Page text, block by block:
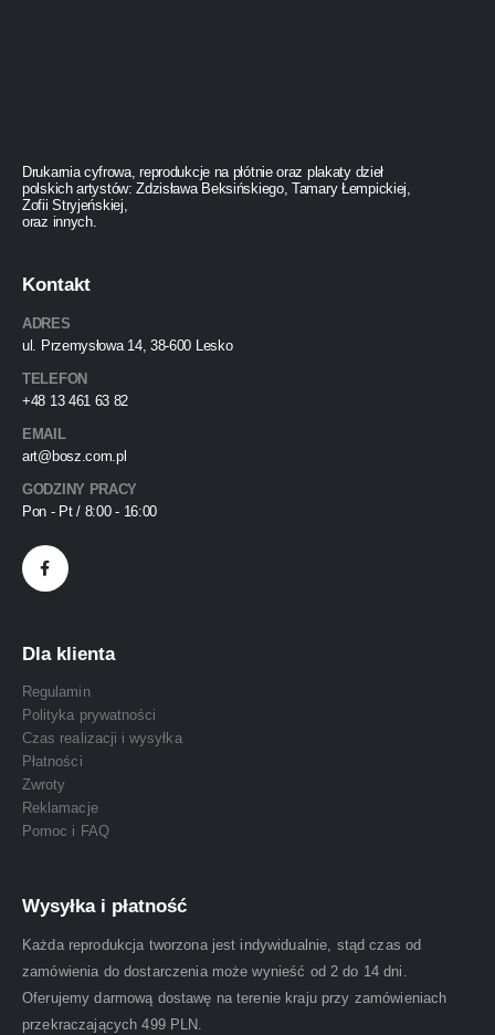
Drukarnia cyfrowa, reprodukcje na płótnie oraz plakaty dzieł
polskich artystów: Zdzisława Beksińskiego, Tamary Łempickiej,
Zofii Stryjeńskiej,
oraz innych.
Kontakt
ADRES
ul. Przemysłowa 14, 38-600 Lesko
TELEFON
+48 13 461 63 82
EMAIL
art@bosz.com.pl
GODZINY PRACY
Pon - Pt / 8:00 - 16:00
Dla klienta
Regulamin
Polityka prywatności
Czas realizacji i wysyłka
Płatności
Zwroty
Reklamacje
Pomoc i FAQ
Wysyłka i płatność
Każda reprodukcja tworzona jest indywidualnie, stąd czas od
zamówienia do dostarczenia może wynieść od 2 do 14 dni.
Oferujemy darmową dostawę na terenie kraju przy zamówieniach
przekraczających 499 PLN.